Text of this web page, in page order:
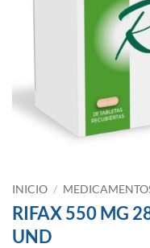
INICIO /
RIFAX 550 MG
UND